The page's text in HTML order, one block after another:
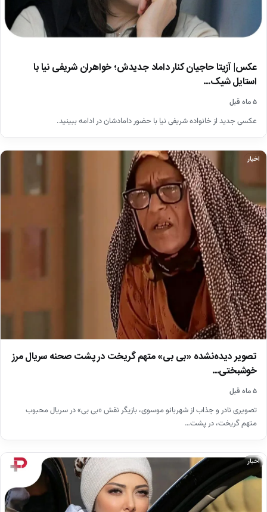
عکس| آزیتا حاجیان کنار داماد جدیدش؛ خواهران شریفی نیا با
استایل شیک…
۵ ماه قبل
عکسی جدید از خانواده شریفی نیا با حضور دامادشان در ادامه ببینید.
اخبار
تصویر دیده‌نشده «بی بی» متهم گریخت در پشت صحنه سریال مرز
خوشبختی…
۵ ماه قبل
تصویری نادر و جذاب از شهربانو موسوی، بازیگر نقش «بی بی» در سریال محبوب
متهم گریخت، در پشت…
اخبار